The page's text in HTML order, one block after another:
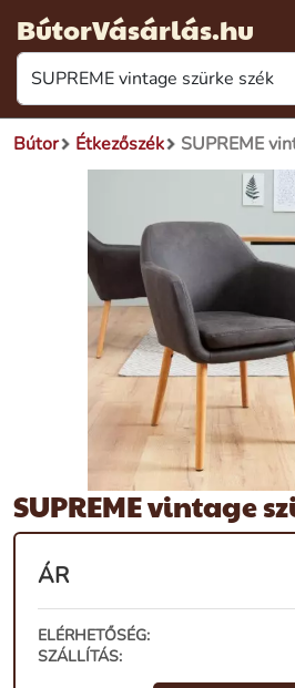
BútorVásárlás.hu
Bútor Étkezőszék SUPREME
SUPREME vintage
ÁR
ELÉRHETŐSÉG:
SZÁLLÍTÁS: